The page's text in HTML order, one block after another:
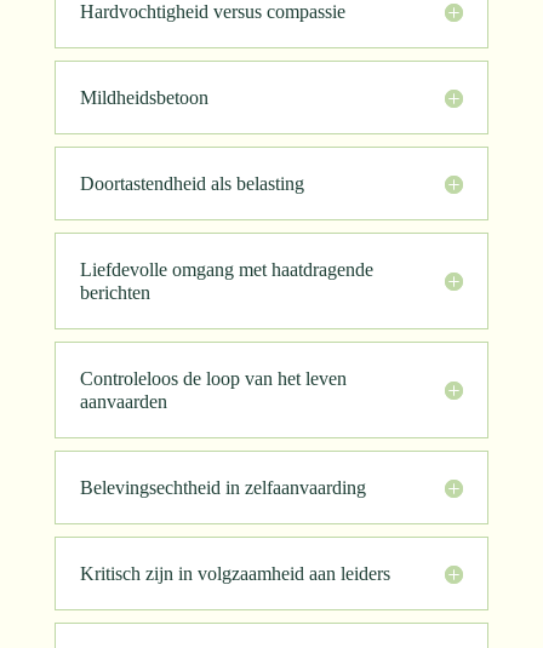
Hardvochtigheid versus compassie
Mildheidsbetoon
Doortastendheid als belasting
Liefdevolle omgang met haatdragende
berichten
Controleloos de loop van het leven
aanvaarden
Belevingsechtheid in zelfaanvaarding
Kritisch zijn in volgzaamheid aan leiders